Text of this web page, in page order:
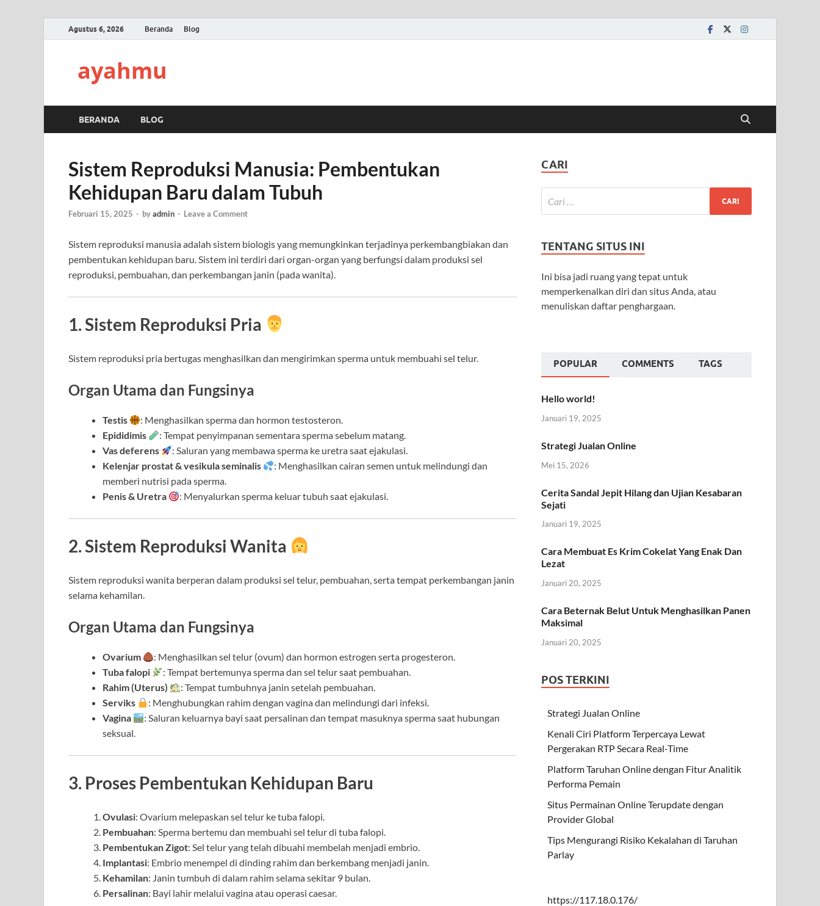
Agustus 6, 2026 Beranda Blog
ayahmu
BERANDA BLOG
Sistem Reproduksi Manusia: Pembentukan
Kehidupan Baru dalam Tubuh
Februari 15, 2025 - byadmin - Leave a Comment
Sistem reproduksi manusia adalah sistem biologis yang memungkinkan terjadinya perkembangbiakan dan
pembentukan kehidupan baru. Sistem ini terdiri dari organ-organ yang berfungsi dalam produksi sel
reproduksi, pembuahan, dan perkembangan janin (pada wanita).
1. Sistem Reproduksi Pria
Sistem reproduksi pria bertugas menghasilkan dan mengirimkan sperma untuk membuahi sel telur.
Organ Utama dan Fungsinya
Testis
: Menghasilkan sperma dan hormon testosteron.
Epididimis
: Tempat penyimpanan sementara sperma sebelum matang.
Vas deferens
: Saluran yang membawa sperma ke uretra saat ejakulasi.
Kelenjar prostat & vesikula seminalis
: Menghasilkan cairan semen untuk melindungi dan
memberi nutrisi pada sperma.
Penis & Uretra
: Menyalurkan sperma keluar tubuh saat ejakulasi.
2. Sistem Reproduksi Wanita
Sistem reproduksi wanita berperan dalam produksi sel telur, pembuahan, serta tempat perkembangan janin
selama kehamilan.
Organ Utama dan Fungsinya
Ovarium
: Menghasilkan sel telur (ovum) dan hormon estrogen serta progesteron.
Tuba falopi
: Tempat bertemunya sperma dan sel telur saat pembuahan.
Rahim (Uterus)
: Tempat tumbuhnya janin setelah pembuahan.
Serviks
: Menghubungkan rahim dengan vagina dan melindungi dari infeksi.
Vagina
: Saluran keluarnya bayi saat persalinan dan tempat masuknya sperma saat hubungan
seksual.
3. Proses Pembentukan Kehidupan Baru
Ovulasi: Ovarium melepaskan sel telur ke tuba falopi.
Pembuahan: Sperma bertemu dan membuahi sel telur di tuba falopi.
Pembentukan Zigot: Sel telur yang telah dibuahi membelah menjadi embrio.
Implantasi: Embrio menempel di dinding rahim dan berkembang menjadi janin.
Kehamilan: Janin tumbuh di dalam rahim selama sekitar 9 bulan.
Persalinan: Bayi lahir melalui vagina atau operasi caesar.
CARI
TENTANG SITUS INI
Ini bisa jadi ruang yang tepat untuk
memperkenalkan diri dan situs Anda, atau
menuliskan daftar penghargaan.
POPULAR COMMENTS TAGS
Hello world!
Januari 19, 2025
Strategi Jualan Online
Mei 15, 2026
Cerita Sandal Jepit Hilang dan Ujian Kesabaran
Sejati
Januari 19, 2025
Cara Membuat Es Krim Cokelat Yang Enak Dan
Lezat
Januari 20, 2025
Cara Beternak Belut Untuk Menghasilkan Panen
Maksimal
Januari 20, 2025
POS TERKINI
Strategi Jualan Online
Kenali Ciri Platform Terpercaya Lewat
Pergerakan RTP Secara Real-Time
Platform Taruhan Online dengan Fitur Analitik
Performa Pemain
Situs Permainan Online Terupdate dengan
Provider Global
Tips Mengurangi Risiko Kekalahan di Taruhan
Parlay
https://117.18.0.176/